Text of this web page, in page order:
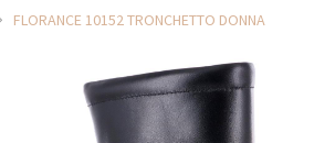
FLORANCE 10152 TRONCHETTO DONNA